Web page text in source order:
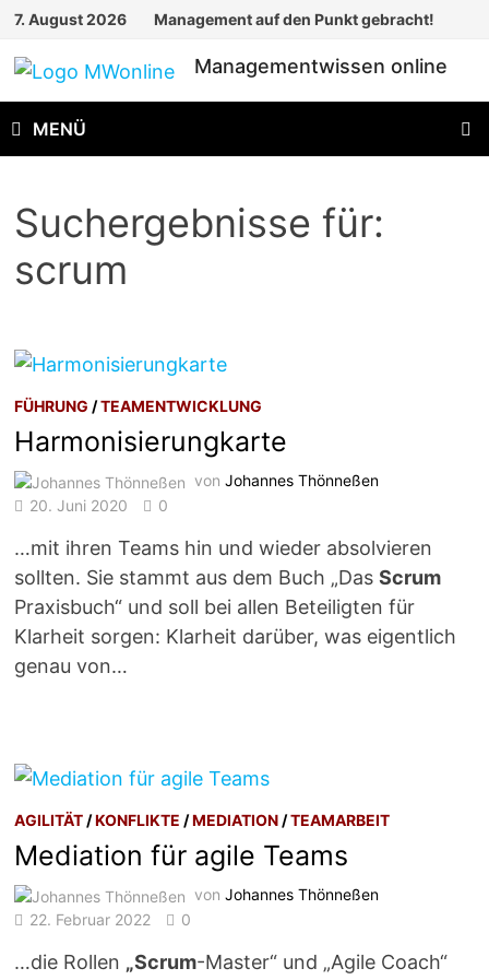
Zum
springen
7. August 2026 Management auf den Punkt gebracht!
Managementwissen online
MENÜ
Suchergebnisse für:
scrum
FÜHRUNG /TEAMENTWICKLUNG
Harmonisierungkarte
vonJohannes Thönneßen
20. Juni 2020
0
…mit ihren Teams hin und wieder absolvieren
sollten. Sie stammt aus dem Buch „DasScrum
Praxisbuch“ und soll bei allen Beteiligten für
Klarheit sorgen: Klarheit darüber, was eigentlich
genau von…
AGILITÄT/KONFLIKTE /MEDIATION/TEAMARBEIT
Mediation für agile Teams
vonJohannes Thönneßen
22. Februar 2022
0
…die Rollen „Scrum-Master“ und „Agile Coach“